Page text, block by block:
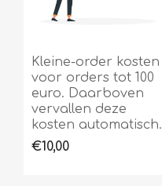
Kleine-order kosten
voor orders tot 100
euro. Daarboven
vervallen deze
kosten automatisch.
€10,00